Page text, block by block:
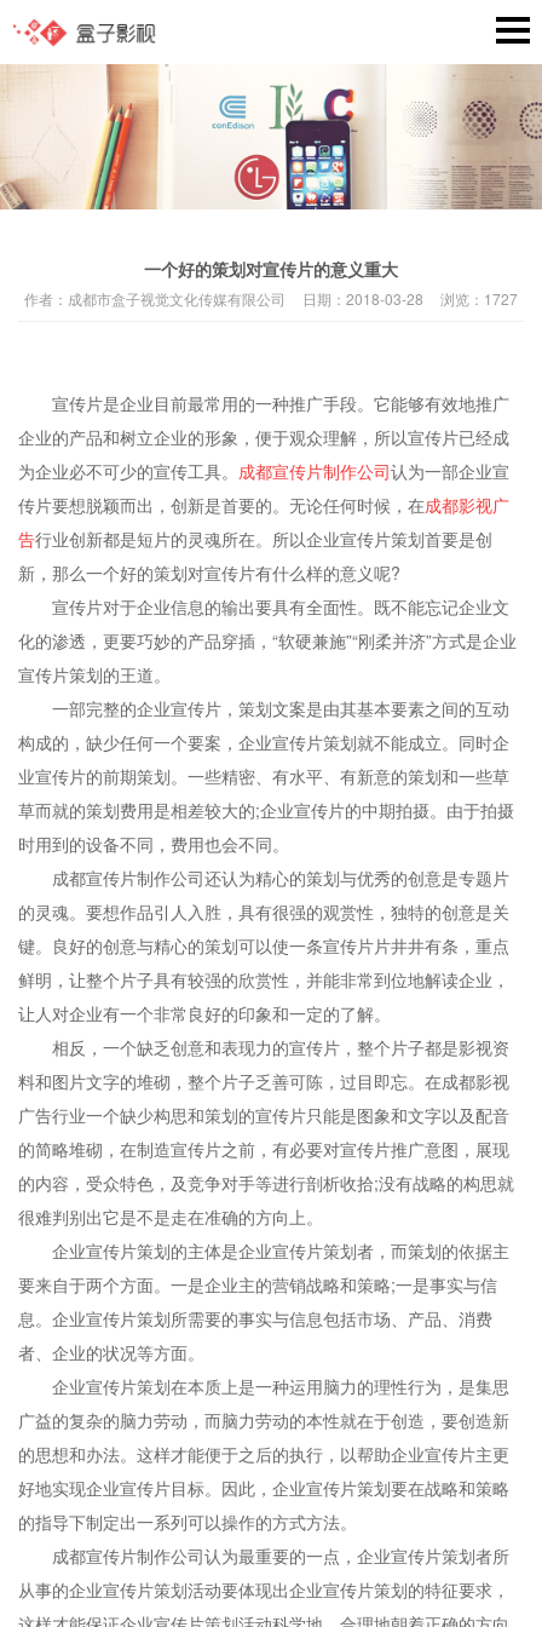
一个好的策划对宣传片的意义重大
作者： 成都市盒子视觉文化传媒有限公司 日期： 2018-03-28 浏览： 1727
宣传片是企业目前最常用的一种推广手段。它能够有效地推广
企业的产品和树立企业的形象，便于观众理解，所以宣传片已经成
为企业必不可少的宣传工具。 成都宣传片制作公司认为一部企业宣
传片要想脱颖而出，创新是首要的。无论任何时候，在成都影视广
告行业创新都是短片的灵魂所在。所以企业宣传片策划首要是创
新，那么一个好的策划对宣传片有什么样的意义呢?
宣传片对于企业信息的输出要具有全面性。既不能忘记企业文
化的渗透，更要巧妙的产品穿插，“软硬兼施”“刚柔并济”方式是企业
宣传片策划的王道。
一部完整的企业宣传片，策划文案是由其基本要素之间的互动
构成的，缺少任何一个要案，企业宣传片策划就不能成立。同时企
业宣传片的前期策划。一些精密、有水平、有新意的策划和一些草
草而就的策划费用是相差较大的;企业宣传片的中期拍摄。由于拍摄
时用到的设备不同，费用也会不同。
成都宣传片制作公司还认为精心的策划与优秀的创意是专题片
的灵魂。要想作品引人入胜，具有很强的观赏性，独特的创意是关
键。良好的创意与精心的策划可以使一条宣传片片井井有条，重点
鲜明，让整个片子具有较强的欣赏性，并能非常到位地解读企业，
让人对企业有一个非常良好的印象和一定的了解。
相反，一个缺乏创意和表现力的宣传片，整个片子都是影视资
料和图片文字的堆砌，整个片子乏善可陈，过目即忘。在成都影视
广告行业一个缺少构思和策划的宣传片只能是图象和文字以及配音
的简略堆砌，在制造宣传片之前，有必要对宣传片推广意图，展现
的内容，受众特色，及竞争对手等进行剖析收拾;没有战略的构思就
很难判别出它是不是走在准确的方向上。
企业宣传片策划的主体是企业宣传片策划者，而策划的依据主
要来自于两个方面。一是企业主的营销战略和策略;一是事实与信
息。企业宣传片策划所需要的事实与信息包括市场、产品、消费
者、企业的状况等方面。
企业宣传片策划在本质上是一种运用脑力的理性行为，是集思
广益的复杂的脑力劳动，而脑力劳动的本性就在于创造，要创造新
的思想和办法。这样才能便于之后的执行，以帮助企业宣传片主更
好地实现企业宣传片目标。因此，企业宣传片策划要在战略和策略
的指导下制定出一系列可以操作的方式方法。
成都宣传片制作公司认为最重要的一点，企业宣传片策划者所
从事的企业宣传片策划活动要体现出企业宣传片策划的特征要求，